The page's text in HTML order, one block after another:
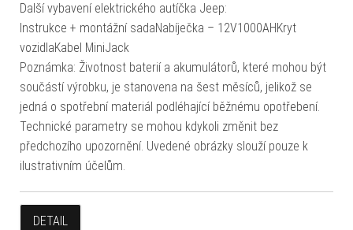
Další vybavení elektrického autíčka Jeep:
Instrukce + montážní sadaNabíječka – 12V1000AHKryt
vozidlaKabel MiniJack
Poznámka: Životnost baterií a akumulátorů, které mohou být
součástí výrobku, je stanovena na šest měsíců, jelikož se
jedná o spotřební materiál podléhající běžnému opotřebení.
Technické parametry se mohou kdykoli změnit bez
předchozího upozornění. Uvedené obrázky slouží pouze k
ilustrativním účelům.
DETAIL